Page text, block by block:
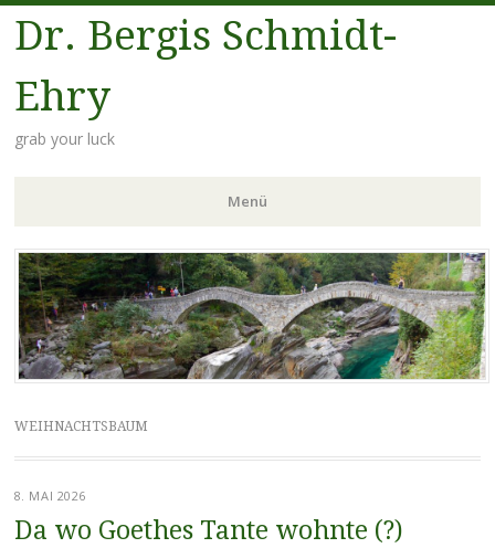
Dr. Bergis Schmidt-
Ehry
grab your luck
Menü
Zum
Inhalt
springen
WEIHNACHTSBAUM
8. MAI 2026
Da wo Goethes Tante wohnte (?)